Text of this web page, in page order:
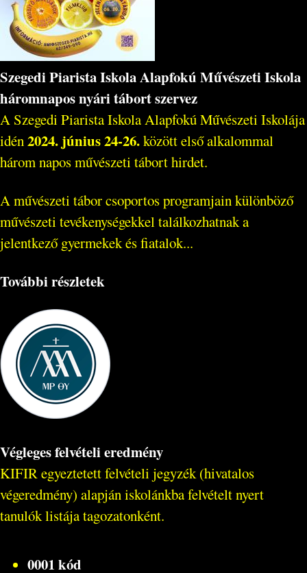
Szegedi Piarista Iskola Alapfokú Művészeti Iskola
háromnapos nyári tábort szervez
A Szegedi Piarista Iskola Alapfokú Művészeti Iskolája
idén2024. június 24-26.között első alkalommal
három napos művészeti tábort hirdet.
A művészeti tábor csoportos programjain különböző
művészeti tevékenységekkel találkozhatnak a
jelentkező gyermekek és fiatalok...
További részletek
Végleges felvételi eredmény
KIFIR egyeztetett felvételi jegyzék (hivatalos
végeredmény) alapján iskolánkba felvételt nyert
tanulók listája tagozatonként.
0001 kód